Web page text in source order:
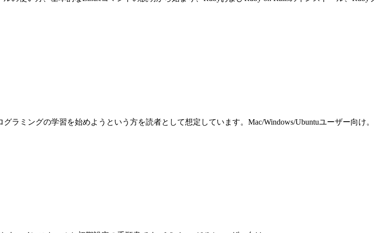
ミングの学習を始めようという方を読者として想定しています。Mac/Windows/Ubuntuユーザー向け。